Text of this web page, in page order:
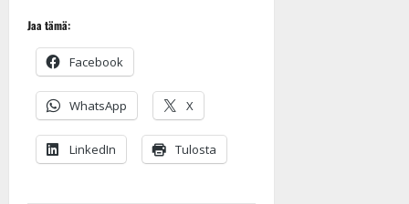
Jaa tämä:
Facebook
WhatsApp X
LinkedIn Tulosta